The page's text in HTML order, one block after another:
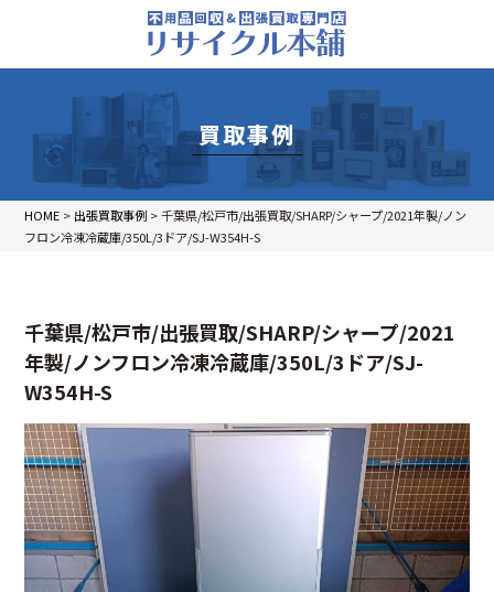
買取事例
HOME > 出張買取事例 >千葉県/松戸市/出張買取/SHARP/シャープ/2021年製/ノン
フロン冷凍冷蔵庫/350L/3ドア/SJ-W354H-S
千葉県/松戸市/出張買取/SHARP/シャープ/2021
年製/ノンフロン冷凍冷蔵庫/350L/3ドア/SJ-
W354H-S